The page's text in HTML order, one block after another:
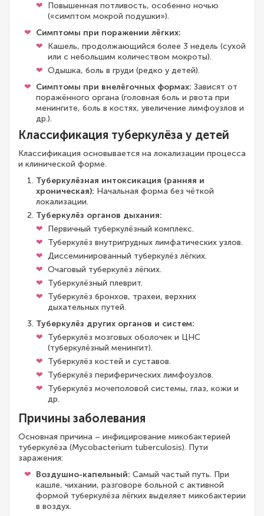
Повышенная потливость, особенно ночью
(«симптом мокрой подушки»).
Симптомы при поражении лёгких:
Кашель, продолжающийся более 3 недель (сухой
или с небольшим количеством мокроты).
Одышка, боль в груди (редко у детей).
Симптомы при внелёгочных формах: Зависят от
поражённого органа (головная боль и рвота при
менингите, боль в костях, увеличение лимфоузлов и
др.).
Классификация туберкулёза у детей
Классификация основывается на локализации процесса
и клинической форме.
Туберкулёзная интоксикация (ранняя и
хроническая): Начальная форма без чёткой
локализации.
Туберкулёз органов дыхания:
Первичный туберкулёзный комплекс.
Туберкулёз внутригрудных лимфатических узлов.
Диссеминированный туберкулёз лёгких.
Очаговый туберкулёз лёгких.
Туберкулёзный плеврит.
Туберкулёз бронхов, трахеи, верхних
дыхательных путей.
Туберкулёз других органов и систем:
Туберкулёз мозговых оболочек и ЦНС
(туберкулёзный менингит).
Туберкулёз костей и суставов.
Туберкулёз периферических лимфоузлов.
Туберкулёз мочеполовой системы, глаз, кожи и
др.
Причины заболевания
Основная причина – инфицирование микобактерией
туберкулёза (Mycobacterium tuberculosis). Пути
заражения:
Воздушно-капельный: Самый частый путь. При
кашле, чихании, разговоре больной с активной
формой туберкулёза лёгких выделяет микобактерии
в воздух.